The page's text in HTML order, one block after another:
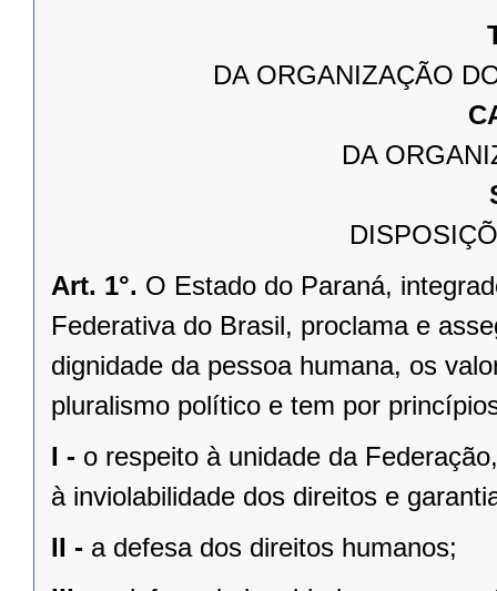
DA ORGANIZAÇÃO
DA
Art. 1°. O Estado do Paraná,
Federativa do Brasil, proclama e
dignidade da pessoa humana, os
pluralismo político e tem por
I - o respeito à unidade da
à inviolabilidade dos direitos e
II - a defesa dos direitos humanos;